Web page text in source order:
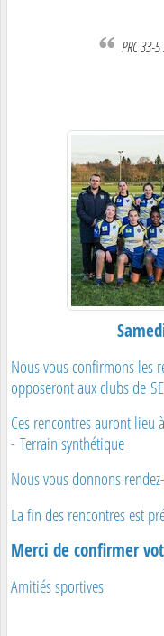
PRC 33-
Nous vous confirmons les
opposeront aux clubs de
Ces rencontres auront lieu
- Terrain synthétique
Nous vous donnons
La fin des rencontres est
Merci de confirmer
Amitiés sportives